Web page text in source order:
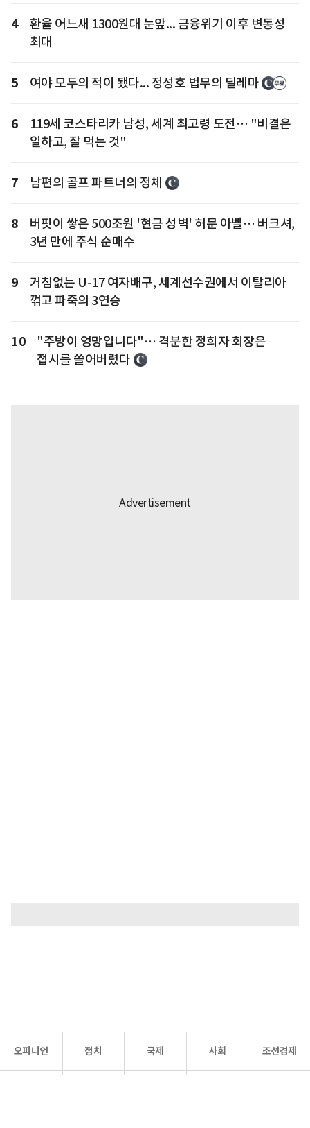
4
환율 어느새 1300원대 눈앞... 금융위기 이후 변동성
최대
5 여야 모두의 적이 됐다... 정성호 법무의 딜레마
6
119세 코스타리카 남성, 세계 최고령 도전… "비결은
일하고, 잘 먹는 것"
7 남편의 골프 파트너의 정체
8
버핏이 쌓은 500조원 '현금 성벽' 허문 아벨… 버크셔,
3년 만에 주식 순매수
9
거침없는 U-17 여자배구, 세계선수권에서 이탈리아
꺾고 파죽의 3연승
10
"주방이 엉망입니다"… 격분한 정희자 회장은
접시를 쓸어버렸다
오피니언 정치 국제 사회 조선경제